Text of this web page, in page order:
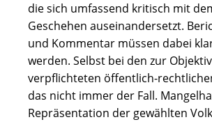
die sich umfassend kritisch mit
Geschehen auseinandersetzt.
und Kommentar müssen dabei
werden. Selbst bei den zur
verpflichteten öffentlich-
das nicht immer der Fall.
Repräsentation der gewählten